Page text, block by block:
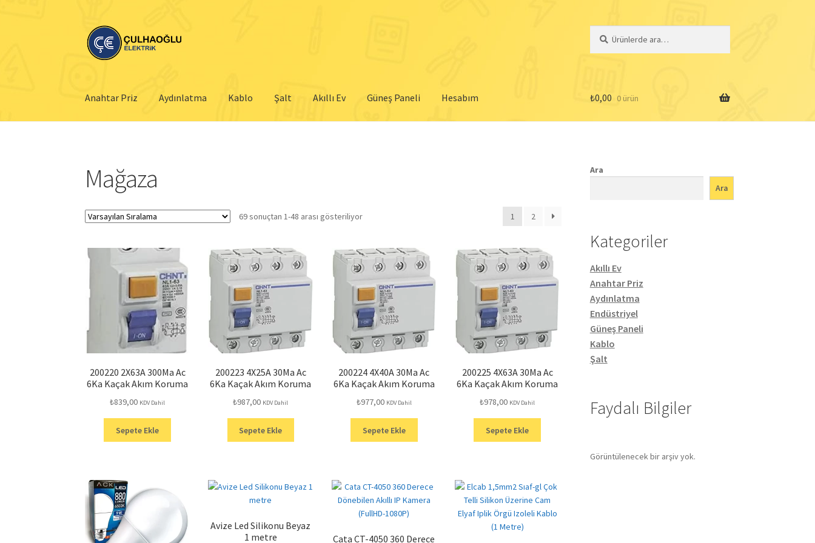
Dolaşıma
geç
İçeriğe
geç
Anahtar Priz Aydınlatma Kablo Şalt Akıllı Ev Güneş Paneli Hesabım ₺0,00 0 ürün
Mağaza
69 sonuçtan 1-48 arası gösteriliyor 1 2
200220 2X63A 300Ma Ac
6Ka Kaçak Akım Koruma
₺839,00 KDV Dahil
Sepete Ekle
200223 4X25A 30Ma Ac
6Ka Kaçak Akım Koruma
₺987,00 KDV Dahil
Sepete Ekle
200224 4X40A 30Ma Ac
6Ka Kaçak Akım Koruma
₺977,00 KDV Dahil
Sepete Ekle
200225 4X63A 30Ma Ac
6Ka Kaçak Akım Koruma
₺978,00 KDV Dahil
Sepete Ekle
Avize Led Silikonu Beyaz
1 metre
Cata CT-4050 360 Derece
Ara
Ara
Kategoriler
Akıllı Ev
Anahtar Priz
Aydınlatma
Endüstriyel
Güneş Paneli
Kablo
Şalt
Faydalı Bilgiler
Görüntülenecek bir arşiv yok.